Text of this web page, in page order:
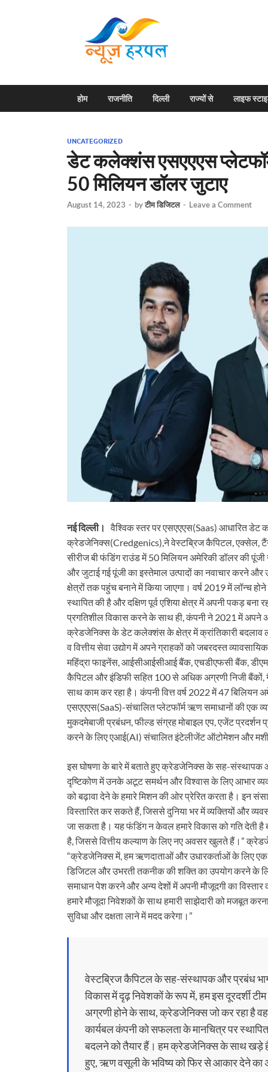
होम राजनीति दिल्ली राज्यों से लाइफ
UNCATEGORIZED
डेट कलेक्‍शंस एसएएएस
50 मिलियन डॉलर जुटाए
August 14, 2023 - byटीम डिजिटल - Leave a Comment
नई दिल्ली। वैश्विक स्तर पर एसएएएस(Saas) आधारित डेट
क्रेडजेनिक्स(Credgenics),ने वेस्टब्रिज कैपिटल, एक्सेल,
सीरीज बी फंडिंग राउंड में 50 मिलियन अमेरिकी डॉलर की
और जुटाई गई पूंजी का इस्तेमाल उत्पादों का नवाचार करने और
क्षेत्रों तक पहुंच बनाने में किया जाएगा। वर्ष 2019 में लॉन्च
स्थापित की है और दक्षिण पूर्व एशिया क्षेत्र में अपनी पकड़
प्रगतिशील विकास करने के साथ ही, कंपनी ने 2021 में अपने
क्रेडजेनिक्स के डेट कलेक्शंस के क्षेत्र में क्रांतिकारी बदलाव
व वित्तीय सेवा उद्योग में अपने ग्राहकों को जबरदस्त
महिंद्रा फाइनेंस, आईसीआईसीआई बैंक, एचडीएफसी बैंक,
कैपिटल और इंडिफी सहित 100 से अधिक अग्रणी निजी
साथ काम कर रहा है। कंपनी वित्त वर्ष 2022 में 47
एसएएएस(SaaS)-संचालित प्लेटफॉर्म ऋण समाधानों की एक
मुकदमेबाजी प्रबंधन, फील्ड संग्रह मोबाइल एप, एजेंट
करने के लिए एआई(AI) संचालित इंटेलीजेंट ऑटोमेशन और
इस घोषणा के बारे में बताते हुए क्रेडजेनिक्स के सह-संस्थापक
दृष्टिकोण में उनके अटूट समर्थन और विश्वास के लिए आभार
को बढ़ावा देने के हमारे मिशन की ओर प्रेरित करता है। इन
विस्तारित कर सकते हैं, जिससे दुनिया भर में व्यक्तियों और
जा सकता है। यह फंडिंग न केवल हमारे विकास को गति देती है
है, जिससे वित्तीय कल्याण के लिए नए अवसर खुलते हैं।”
“क्रेडजेनिक्स में, हम ऋणदाताओं और उधारकर्ताओं के लिए
डिजिटल और उभरती तकनीक की शक्ति का उपयोग करने के
समाधान पेश करने और अन्य देशों में अपनी मौजूदगी का
हमारे मौजूदा निवेशकों के साथ हमारी साझेदारी को मजबूत
सुविधा और दक्षता लाने में मदद करेगा।”
वेस्टब्रिज कैपिटल के सह-संस्थापक और प्रबंध
विकास में दृढ़ निवेशकों के रूप में, हम इस दूरदर्शी
अग्रणी होने के साथ, क्रेडजेनिक्स जो कर रहा है
कार्यबल कंपनी को सफलता के मानचित्र पर
बदलने को तैयार हैं। हम क्रेडजेनिक्स के साथ खड़े
हुए, ऋण वसूली के भविष्य को फिर से आकार देने का